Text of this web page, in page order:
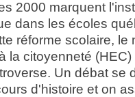
2000 marquent
dans les écoles
réforme scolaire, le
la citoyenneté
Un débat se
d'histoire et on